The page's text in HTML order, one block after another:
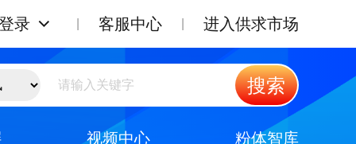
录 客服中心 进入供求市场
搜索
视频中心 粉体智库